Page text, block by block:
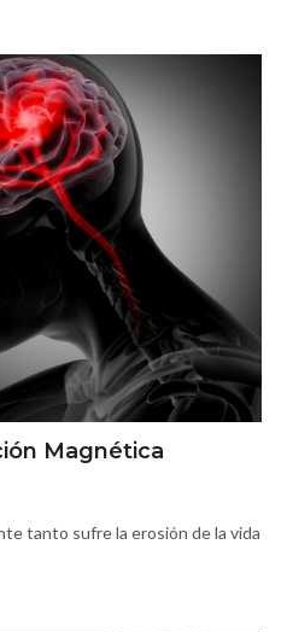
Magnética
tanto sufre la erosión de la vida